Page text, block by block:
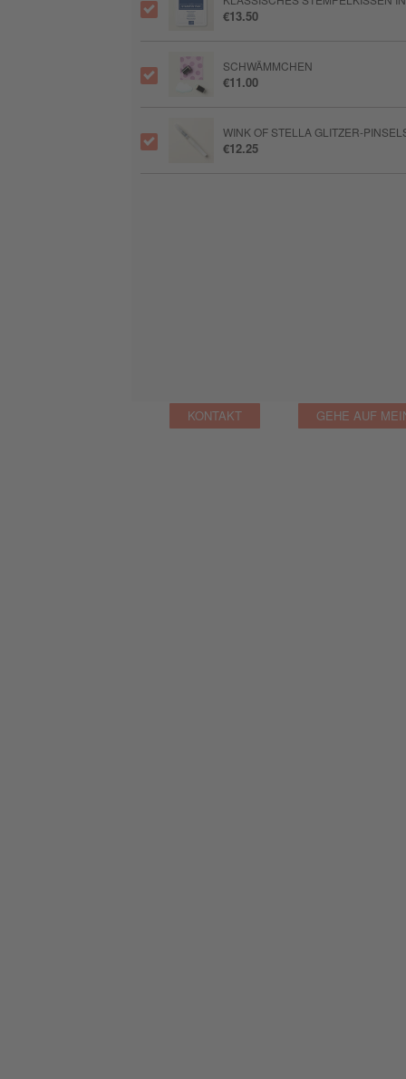
€13.50
SCHWÄMMCHEN
€11.00
WINK OF STELLA GLITZER-
€12.25
KONTAKT GEHE AUF